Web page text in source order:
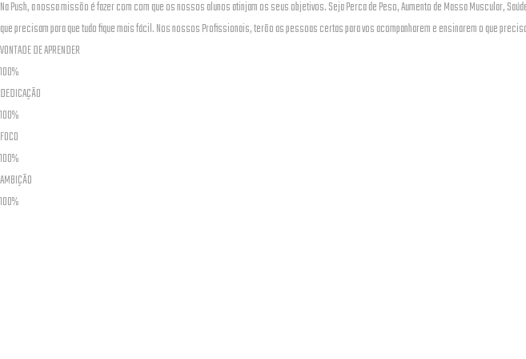
Na Push, a nossa missão é fazer com com que os nossos alunos atinjam os seus objetivos. Seja Perca de Peso, Aumento de Massa Muscular,
que precisam para que tudo fique mais fácil. Nos nossos Profissionais, terão as pessoas certas para vos acompanharem e ensinarem o que
VONTADE DE APRENDER
100%
DEDICAÇÃO
100%
FOCO
100%
AMBIÇÃO
100%